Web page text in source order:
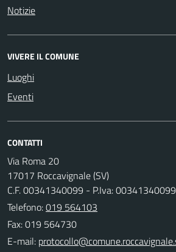
Notizie
VIVERE IL COMUNE
Luoghi
Eventi
CONTATTI
Via Roma 20
17017 Roccavignale (SV)
C.F. 00341340099 - P.Iva: 00341340099
Telefono:019 564103
Fax: 019 564730
E-mail: